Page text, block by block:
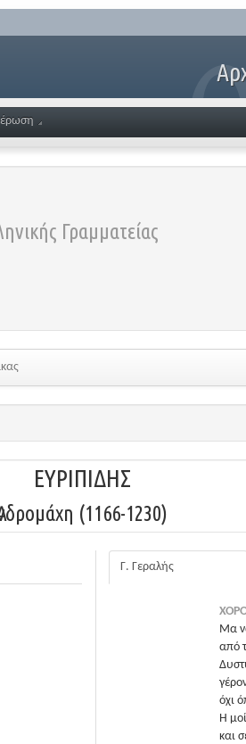
Γραμματείας
ΕΥΡΙΠΙΔΗΣ
(1166-1230)
Γ. Γεραλής
Μα
από
όχι
Η
και